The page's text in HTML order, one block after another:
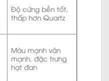
Độ cứng bền tốt,
thấp hơn Quartz
Màu mạnh vân
mạnh, đặc trưng
hạt đan